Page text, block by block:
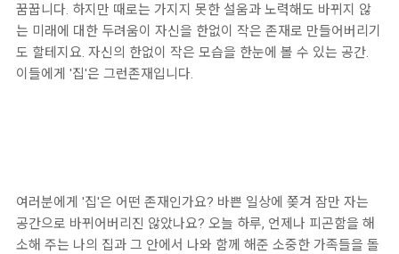
꿈꿉니다. 하지만 때로는 가지지 못한 설움과 노력해도 바뀌지 않
는 미래에 대한 두려움이 자신을 한없이 작은 존재로 만들어버리기
도 할테지요. 자신의 한없이 작은 모습을 한눈에 볼 수 있는 공간.
이들에게 '집'은 그런존재입니다.
여러분에게 '집'은 어떤 존재인가요? 바쁜 일상에 쫒겨 잠만 자는
공간으로 바뀌어버리진 않았나요? 오늘 하루, 언제나 피곤함을 해
소해 주는 나의 집과 그 안에서 나와 함께 해준 소중한 가족들을 돌